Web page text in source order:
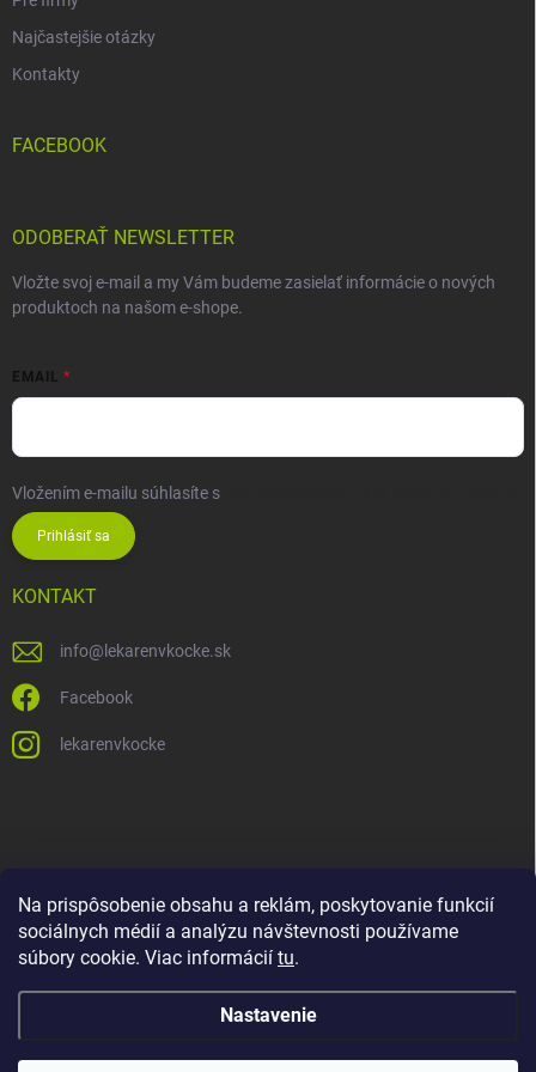
Na prispôsobenie obsahu a reklám, poskytovanie funkcií
sociálnych médií a analýzu návštevnosti používame
súbory cookie. Viac informácií tu.
Nastavenie
Najčastejšie otázky
Kontakty
FACEBOOK
ODOBERAŤ NEWSLETTER
Vložte svoj e-mail a my Vám budeme zasielať informácie o nových
produktoch na našom e-shope.
EMAIL
Vložením e-mailu súhlasíte s
Prihlásiť sa
KONTAKT
info@ lekarenvkocke.sk
Facebook
lekarenvkocke